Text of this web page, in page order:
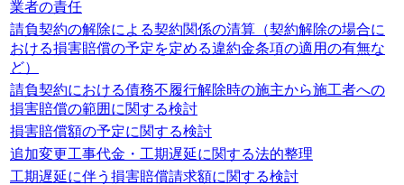
業者の責任
請負契約の解除による契約関係の清算（契約解除の場合に
おける損害賠償の予定を定める違約金条項の適用の有無な
ど）
請負契約における債務不履行解除時の施主から施工者への
損害賠償の範囲に関する検討
損害賠償額の予定に関する検討
追加変更工事代金・工期遅延に関する法的整理
工期遅延に伴う損害賠償請求額に関する検討